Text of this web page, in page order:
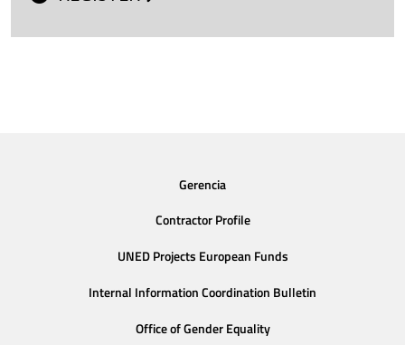
Gerencia
Contractor Profile
UNED Projects European Funds
Internal Information Coordination Bulletin
Office of Gender Equality